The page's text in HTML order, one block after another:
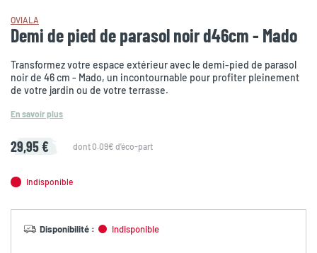
OVIALA
Demi de pied de parasol noir d46cm - Mado
Transformez votre espace extérieur avec le demi-pied de parasol
noir de 46 cm - Mado, un incontournable pour profiter pleinement
de votre jardin ou de votre terrasse.
En savoir plus
29,95 € dont 0.09€ d'éco-part
Indisponible
Disponibilité : Indisponible